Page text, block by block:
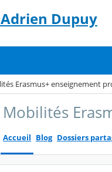
Dupuy
Erasmus+ enseignement
Mobilités
Accueil Blog Dossiers